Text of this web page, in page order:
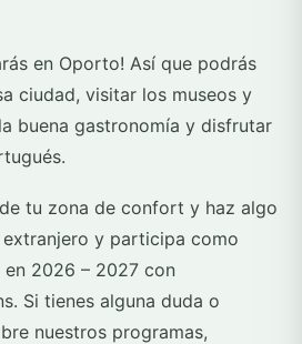
en Oporto! Así que podrás
ciudad, visitar los museos y
buena gastronomía y disfrutar
tu zona de confort y haz algo
y participa como
2026 – 2027 con
Si tienes alguna duda o
nuestros programas,